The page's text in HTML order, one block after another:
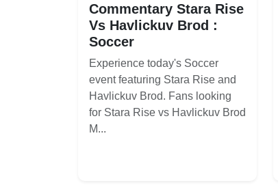
Commentary Stara Rise
Vs Havlickuv Brod :
Soccer
Experience today's Soccer
event featuring Stara Rise and
Havlickuv Brod. Fans looking
for Stara Rise vs Havlickuv Brod
M...